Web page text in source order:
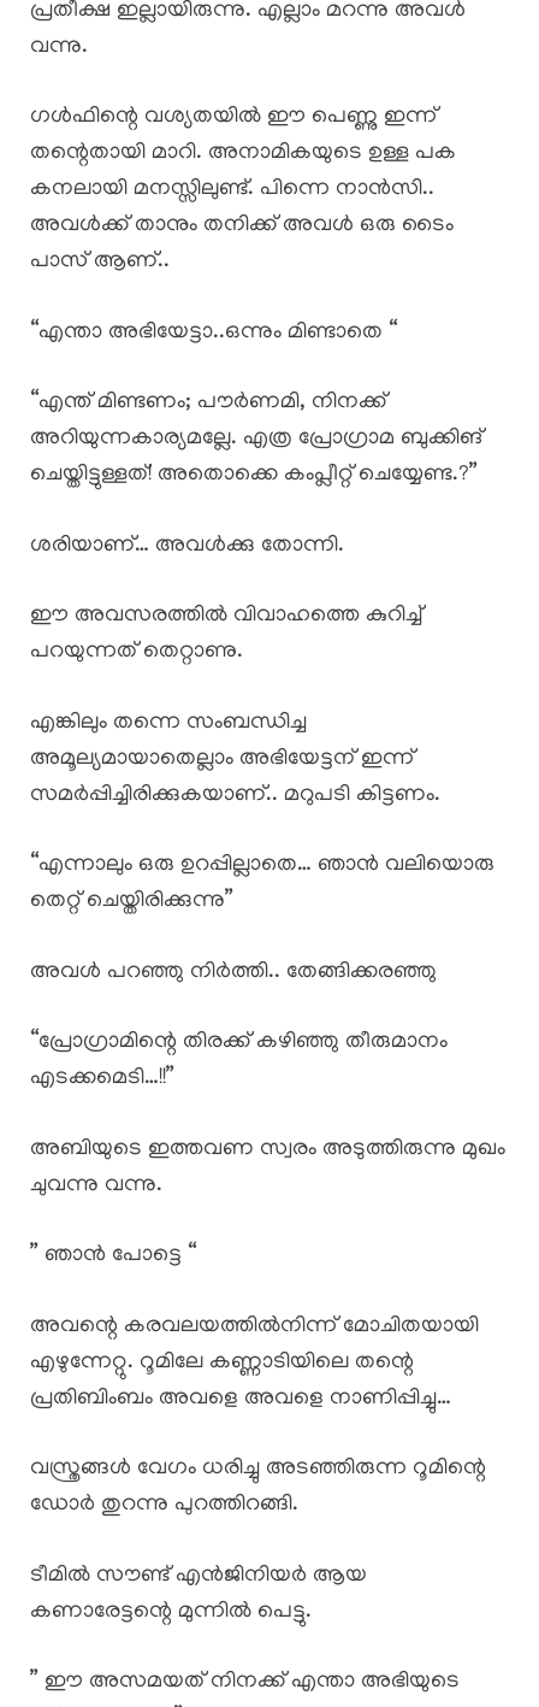
പ്രതീക്ഷ ഇല്ലായിരുന്നു. എല്ലാം മറന്നു അവൾ
വന്നു.
ഗൾഫിന്റെ വശ്യതയിൽ ഈ പെണ്ണു ഇന്ന്
തന്റെതായി മാറി. അനാമികയുടെ ഉള്ള പക
കനലായി മനസ്സിലുണ്ട്. പിന്നെ നാൻസി..
അവൾക്ക് താനും തനിക്ക് അവൾ ഒരു ടൈം
പാസ് ആണ്..
“എന്താ അഭിയേട്ടാ..ഒന്നും മിണ്ടാതെ “
“എന്ത് മിണ്ടണം; പൗർണമി, നിനക്ക്
അറിയുന്നകാര്യമല്ലേ. എത്ര പ്രോഗ്രാമ ബുക്കിങ്
ചെയ്തിട്ടുള്ളത്! അതൊക്കെ കംപ്ലീറ്റ് ചെയ്യേണ്ട.?”
ശരിയാണ്… അവൾക്കു തോന്നി.
ഈ അവസരത്തിൽ വിവാഹത്തെ കുറിച്ച്
പറയുന്നത് തെറ്റാണു.
എങ്കിലും തന്നെ സംബന്ധിച്ച
അമൂല്യമായാതെല്ലാം അഭിയേട്ടന് ഇന്ന്
സമർപ്പിച്ചിരിക്കുകയാണ്.. മറുപടി കിട്ടണം.
“എന്നാലും ഒരു ഉറപ്പില്ലാതെ… ഞാൻ വലിയൊരു
തെറ്റ് ചെയ്തിരിക്കുന്നു”
അവൾ പറഞ്ഞു നിർത്തി.. തേങ്ങിക്കരഞ്ഞു
“പ്രോഗ്രാമിന്റെ തിരക്ക് കഴിഞ്ഞു തീരുമാനം
എടക്കമെടി…!!”
അബിയുടെ ഇത്തവണ സ്വരം അടുത്തിരുന്നു മുഖം
ചുവന്നു വന്നു.
” ഞാൻ പോട്ടെ “
അവന്റെ കരവലയത്തിൽനിന്ന് മോചിതയായി
എഴുന്നേറ്റു. റൂമിലേ കണ്ണാടിയിലെ തന്റെ
പ്രതിബിംബം അവളെ അവളെ നാണിപ്പിച്ചു…
വസ്ത്രങ്ങൾ വേഗം ധരിച്ചു അടഞ്ഞിരുന്ന റൂമിന്റെ
ഡോർ തുറന്നു പുറത്തിറങ്ങി.
ടീമിൽ സൗണ്ട് എൻജിനിയർ ആയ
കണാരേട്ടന്റെ മുന്നിൽ പെട്ടു.
” ഈ അസമയത് നിനക്ക് എന്താ അഭിയുടെ